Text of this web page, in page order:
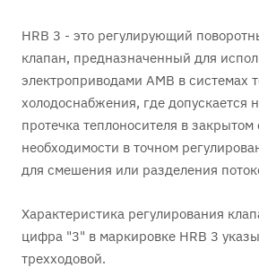
HRB 3 - это регулирующий
клапан, предназначенный для
электроприводами AMB в системах
холодоснабжения, где допускается
протечка теплоносителя в закрытом
необходимости в точном
для смешения или разделения
Характеристика регулирования
цифра "3" в маркировке HRB 3
трехходовой.